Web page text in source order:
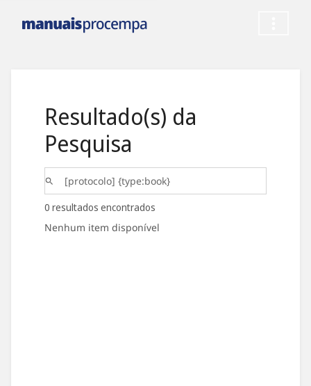
Resultado(s) da
Pesquisa
0 resultados encontrados
Nenhum item disponível